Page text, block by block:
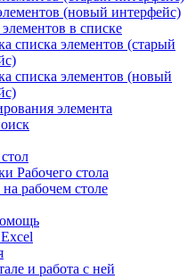
(новый интерфейс)
в списке
списка элементов (старый
списка элементов (новый
элемента
Рабочего стола
рабочем столе
и работа с ней